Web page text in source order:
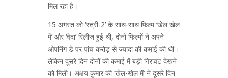
मिल रहा है।
15 अगस्त को ‘स्त्री-2’ के साथ-साथ फिल्म ‘खेल खेल
में’ और ‘वेदा’ रिलीज हुई थी, दोनों फिल्मों ने अपने
ओपनिंग डे पर पांच करोड़ से ज्यादा की कमाई की थी।
लेकिन दूसरे दिन दोनों की कमाई में बड़ी गिरावट देखने
को मिली। अक्षय कुमार की ‘खेल-खेल में’ ने दूसरे दिन